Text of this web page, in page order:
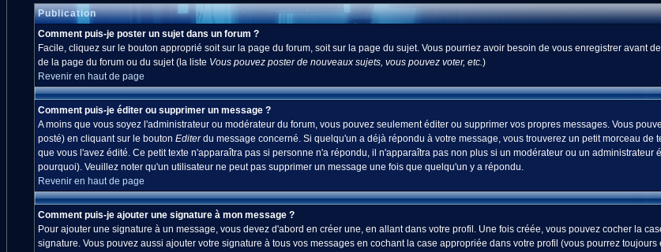
Publication
Comment puis-je poster un sujet dans un forum ?
Facile, cliquez sur le bouton approprié soit sur la page du forum, soit sur la page du sujet. Vous pourriez avoir besoin de vous enregistrer avant
de la page du forum ou du sujet (la liste Vous pouvez poster de nouveaux sujets, vous pouvez voter, etc.)
Revenir en haut de page
Comment puis-je éditer ou supprimer un message ?
A moins que vous soyez l'administrateur ou modérateur du forum, vous pouvez seulement éditer ou supprimer vos propres messages. Vous
posté) en cliquant sur le bouton Editerdu message concerné. Si quelqu'un a déjà répondu à votre message, vous trouverez un petit morceau
que vous l'avez édité. Ce petit texte n'apparaîtra pas si personne n'a répondu, il n'apparaîtra pas non plus si un modérateur ou un
pourquoi). Veuillez noter qu'un utilisateur ne peut pas supprimer un message une fois que quelqu'un y a répondu.
Revenir en haut de page
Comment puis-je ajouter une signature à mon message ?
Pour ajouter une signature à un message, vous devez d'abord en créer une, en allant dans votre profil. Une fois créée, vous pouvez cocher la
signature. Vous pouvez aussi ajouter votre signature à tous vos messages en cochant la case appropriée dans votre profil (vous pourrez